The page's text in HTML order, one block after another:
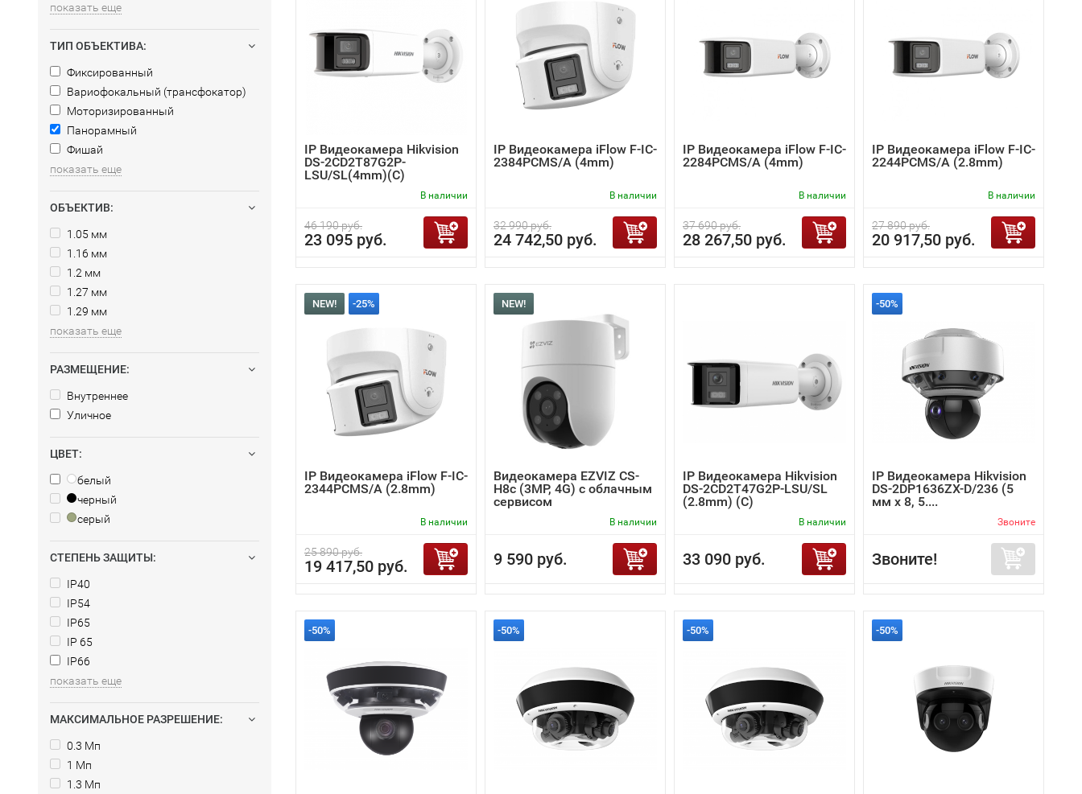
показать еще
ТИП ОБЪЕКТИВА:
Фиксированный
Вариофокальный (трансфокатор)
Моторизированный
Панорамный
Фишай
показать еще
ОБЪЕКТИВ:
1.05 мм
1.16 мм
1.2 мм
1.27 мм
1.29 мм
показать еще
РАЗМЕЩЕНИЕ:
Внутреннее
Уличное
ЦВЕТ:
белый
черный
серый
СТЕПЕНЬ ЗАЩИТЫ:
IP40
IP54
IP65
IP 65
IP66
показать еще
МАКСИМАЛЬНОЕ РАЗРЕШЕНИЕ:
0.3 Мп
1 Мп
1.3 Мп
IP Видеокамера Hikvision
DS-2CD2T87G2P-
LSU/SL(4mm)(C)
В наличии
46 190 руб.
23 095 руб.
IP Видеокамера iFlow F-IC-
2384PCMS/A (4mm)
В наличии
32 990 руб.
24 742,50 руб.
IP Видеокамера iFlow F-IC-
2284PCMS/A (4mm)
В наличии
37 690 руб.
28 267,50 руб.
IP Видеокамера iFlow F-IC-
2244PCMS/A (2.8mm)
В наличии
27 890 руб.
20 917,50 руб.
NEW! -25%
IP Видеокамера iFlow F-IC-
2344PCMS/A (2.8mm)
В наличии
25 890 руб.
19 417,50 руб.
NEW!
Видеокамера EZVIZ CS-
H8c (3MP, 4G) с облачным
сервисом
В наличии
9 590 руб.
IP Видеокамера Hikvision
DS-2CD2T47G2P-LSU/SL
(2.8mm) (C)
В наличии
33 090 руб.
-50%
IP Видеокамера Hikvision
DS-2DP1636ZX-D/236 (5
мм x 8, 5....
Звоните
Звоните!
-50% -50% -50% -50%